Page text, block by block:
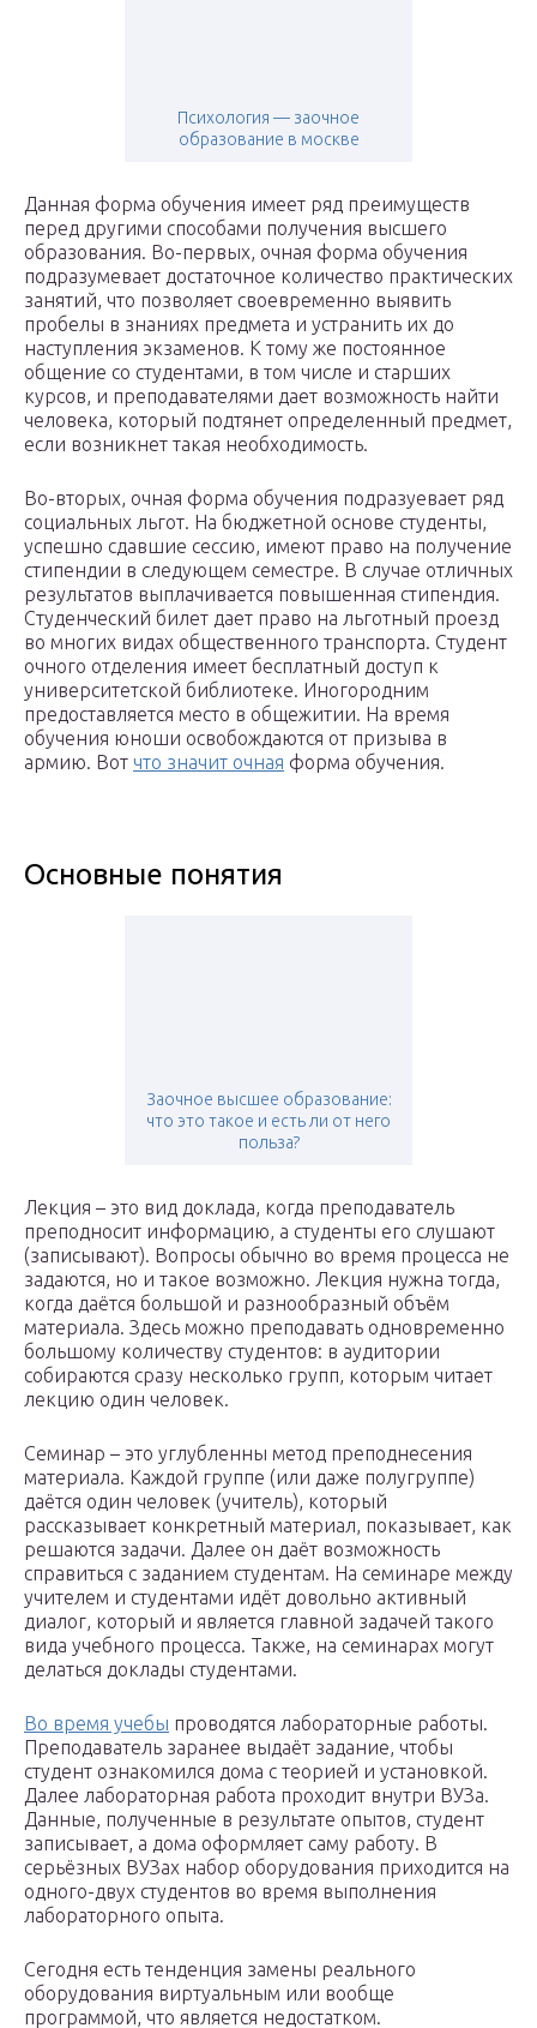
Психология — заочное
образование в москве
Данная форма обучения имеет ряд преимуществ
перед другими способами получения высшего
образования. Во-первых, очная форма обучения
подразумевает достаточное количество практических
занятий, что позволяет своевременно выявить
пробелы в знаниях предмета и устранить их до
наступления экзаменов. К тому же постоянное
общение со студентами, в том числе и старших
курсов, и преподавателями дает возможность найти
человека, который подтянет определенный предмет,
если возникнет такая необходимость.
Во-вторых, очная форма обучения подразуевает ряд
социальных льгот. На бюджетной основе студенты,
успешно сдавшие сессию, имеют право на получение
стипендии в следующем семестре. В случае отличных
результатов выплачивается повышенная стипендия.
Студенческий билет дает право на льготный проезд
во многих видах общественного транспорта. Студент
очного отделения имеет бесплатный доступ к
университетской библиотеке. Иногородним
предоставляется место в общежитии. На время
обучения юноши освобождаются от призыва в
армию. Вот что значит очная форма обучения.
Основные понятия
Заочное высшее образование:
что это такое и есть ли от него
польза?
Лекция – это вид доклада, когда преподаватель
преподносит информацию, а студенты его слушают
(записывают). Вопросы обычно во время процесса не
задаются, но и такое возможно. Лекция нужна тогда,
когда даётся большой и разнообразный объём
материала. Здесь можно преподавать одновременно
большому количеству студентов: в аудитории
собираются сразу несколько групп, которым читает
лекцию один человек.
Семинар – это углубленны метод преподнесения
материала. Каждой группе (или даже полугруппе)
даётся один человек (учитель), который
рассказывает конкретный материал, показывает, как
решаются задачи. Далее он даёт возможность
справиться с заданием студентам. На семинаре между
учителем и студентами идёт довольно активный
диалог, который и является главной задачей такого
вида учебного процесса. Также, на семинарах могут
делаться доклады студентами.
Во время учебы проводятся лабораторные работы.
Преподаватель заранее выдаёт задание, чтобы
студент ознакомился дома с теорией и установкой.
Далее лабораторная работа проходит внутри ВУЗа.
Данные, полученные в результате опытов, студент
записывает, а дома оформляет саму работу. В
серьёзных ВУЗах набор оборудования приходится на
одного-двух студентов во время выполнения
лабораторного опыта.
Сегодня есть тенденция замены реального
оборудования виртуальным или вообще
программой, что является недостатком.